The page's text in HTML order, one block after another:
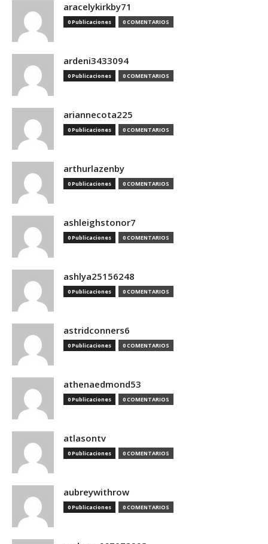
aracelykirkby71
0 Publicaciones 0 COMENTARIOS
ardeni3433094
0 Publicaciones 0 COMENTARIOS
ariannecota225
0 Publicaciones 0 COMENTARIOS
arthurlazenby
0 Publicaciones 0 COMENTARIOS
ashleighstonor7
0 Publicaciones 0 COMENTARIOS
ashlya25156248
0 Publicaciones 0 COMENTARIOS
astridconners6
0 Publicaciones 0 COMENTARIOS
athenaedmond53
0 Publicaciones 0 COMENTARIOS
atlasontv
0 Publicaciones 0 COMENTARIOS
aubreywithrow
0 Publicaciones 0 COMENTARIOS